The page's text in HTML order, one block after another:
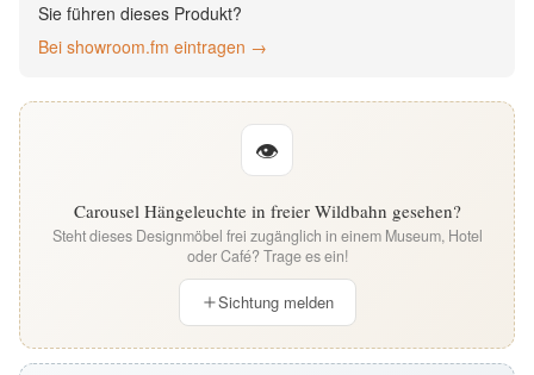
Deutsch
Sie führen dieses Produkt?
Bei showroom.fm eintragen →
👁
Carousel Hängeleuchte in freier Wildbahn gesehen?
Steht dieses Designmöbel frei zugänglich in einem Museum, Hotel
oder Café? Trage es ein!
Sichtung melden